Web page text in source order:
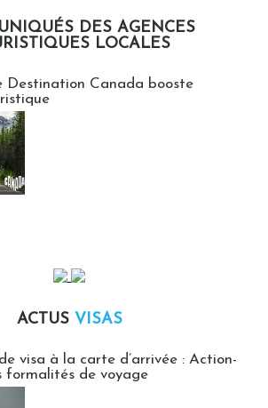
DES AGENCES
LOCALES
Destination Canada booste
ACTUS VISAS
visa à la carte d’arrivée : Action-
formalités de voyage